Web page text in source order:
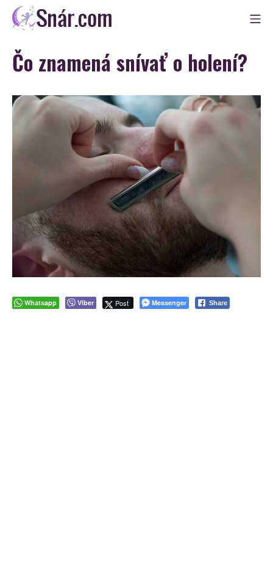
Skip
Snár
Čo znamená snívať o holení?
Whatsapp Viber Post Messenger Share